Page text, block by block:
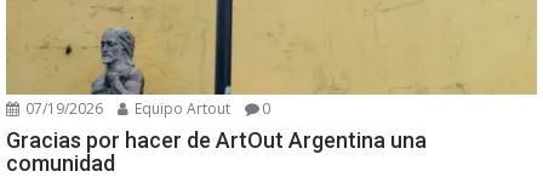
07/19/2026 Equipo Artout 0
Gracias por hacer de ArtOut Argentina una
comunidad